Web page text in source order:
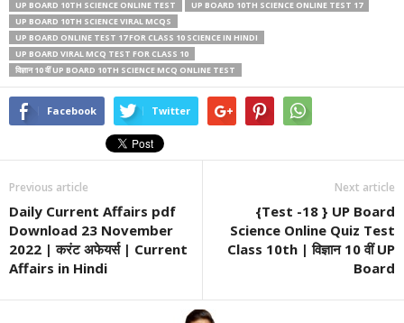
UP BOARD 10TH SCIENCE ONLINE TEST
UP BOARD 10TH SCIENCE ONLINE TEST 17
UP BOARD 10TH SCIENCE VIRAL MCQS
UP BOARD ONLINE TEST 17 FOR CLASS 10 SCIENCE IN HINDI
UP BOARD VIRAL MCQ TEST FOR CLASS 10
विज्ञान 10 वीं UP BOARD 10TH SCIENCE MCQ ONLINE TEST
Facebook Twitter
Previous article
Daily Current Affairs pdf
Download 23 November
2022 | करंट अफेयर्स | Current
Affairs in Hindi
Next article
{Test -18 } UP Board
Science Online Quiz Test
Class 10th | विज्ञान 10 वीं UP
Board